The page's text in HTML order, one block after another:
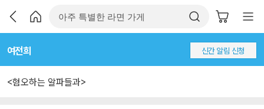
여전희 신간 알림 신청
<혐오하는 알파들과>